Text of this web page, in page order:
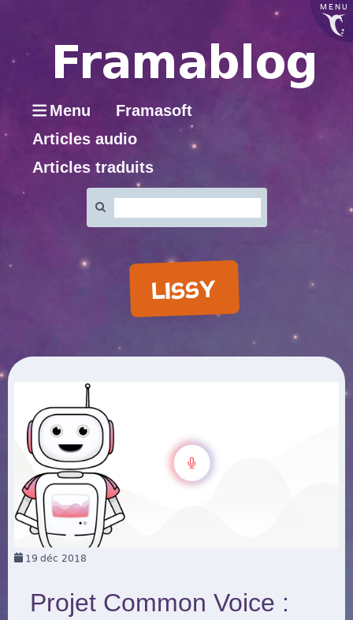
MENU
Menu
Framasoft
Articles audio
Articles traduits
:
LISSY
19 déc 2018
Projet Common Voice :